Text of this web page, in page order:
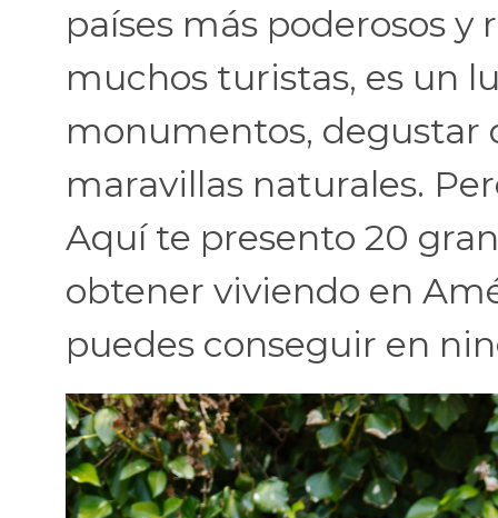
países más poderosos
muchos turistas, es un
monumentos, degustar
maravillas naturales.
Aquí te presento 20
obtener viviendo en
puedes conseguir en